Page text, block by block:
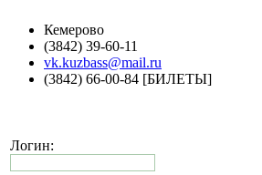
Кемерово
(3842) 39-60-11
vk.kuzbass@mail.ru
(3842) 66-00-84 [БИЛЕТЫ]
Логин: